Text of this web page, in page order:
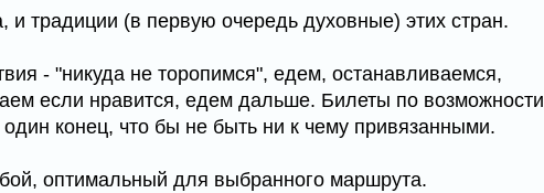
и традиции (в первую очередь духовные) этих стран.
- "никуда не торопимся", едем, останавливаемся,
если нравится, едем дальше. Билеты по возможности
конец, что бы не быть ни к чему привязанными.
оптимальный для выбранного маршрута.